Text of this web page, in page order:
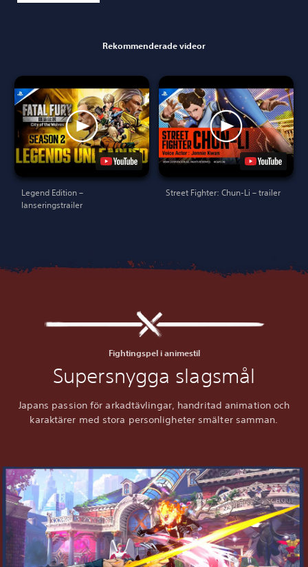
Rekommenderade videor
Legend Edition –
lanseringstrailer
Street Fighter: Chun-Li – trailer
Fightingspel i animestil
Supersnygga slagsmål
Japans passion för arkadtävlingar, handritad animation och
karaktärer med stora personligheter smälter samman.